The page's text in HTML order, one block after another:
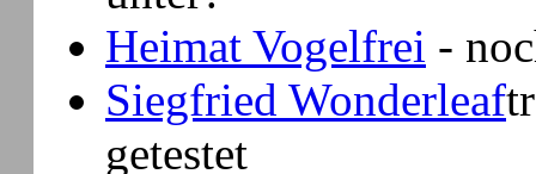
Heimat Vogelfrei -
Siegfried Wonderleaf
getestet